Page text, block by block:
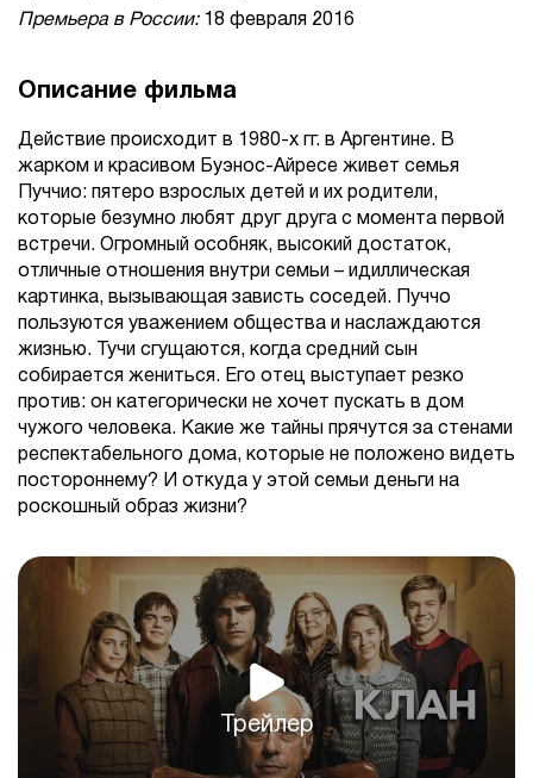
Премьера в России:18 февраля 2016
Описание фильма
Действие происходит в 1980-х гг. в Аргентине. В
жарком и красивом Буэнос-Айресе живет семья
Пуччио: пятеро взрослых детей и их родители,
которые безумно любят друг друга с момента первой
встречи. Огромный особняк, высокий достаток,
отличные отношения внутри семьи – идиллическая
картинка, вызывающая зависть соседей. Пуччо
пользуются уважением общества и наслаждаются
жизнью. Тучи сгущаются, когда средний сын
собирается жениться. Его отец выступает резко
против: он категорически не хочет пускать в дом
чужого человека. Какие же тайны прячутся за стенами
респектабельного дома, которые не положено видеть
постороннему? И откуда у этой семьи деньги на
роскошный образ жизни?
Трейлер